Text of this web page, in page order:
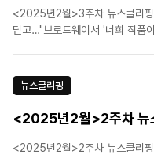
<2025년2월>3주차 뉴스클리
딛고…"브로드웨이서 '너희 작품
내 공연티켓 평균 ‘6만 5366원’..
뉴스클리핑
<2025년2월>2주차 뉴
<2025년2월>2주차 뉴스클리